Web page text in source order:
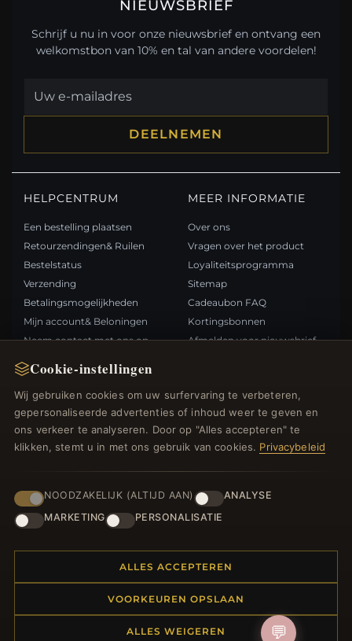
Cookie-instellingen
Wij gebruiken cookies om uw surfervaring te verbeteren,
gepersonaliseerde advertenties of inhoud weer te geven en
ons verkeer te analyseren. Door op "Alles accepteren" te
klikken, stemt u in met ons gebruik van cookies. Privacybeleid
NOODZAKELIJK (ALTIJD AAN)
ANALYSE
MARKETING
PERSONALISATIE
ALLES ACCEPTEREN
VOORKEUREN OPSLAAN
ALLES WEIGEREN
NIEUWSBRIEF
Schrijf u nu in voor onze nieuwsbrief en ontvang een
welkomstbon van 10% en tal van andere voordelen!
DEELNEMEN
HELPCENTRUM
Een bestelling plaatsen
Retourzendingen& Ruilen
Bestelstatus
Verzending
Betalingsmogelijkheden
Mijn account& Beloningen
Neem contact met ons op
MEER INFORMATIE
Over ons
Vragen over het product
Loyaliteitsprogramma
Sitemap
Cadeaubon FAQ
Kortingsbonnen
Afmelden voor nieuwsbrief
Nieuwe producten
Specials
Blog
Inloggen
BETAALMETHODEN
© 2012–2026Bedelsoutlet.nl . Alle rechten
voorbehouden.
💬